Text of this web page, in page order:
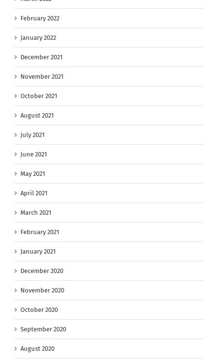
February 2022
January 2022
December 2021
November 2021
October 2021
August 2021
July 2021
June 2021
May 2021
April 2021
March 2021
February 2021
January 2021
December 2020
November 2020
October 2020
September 2020
August 2020